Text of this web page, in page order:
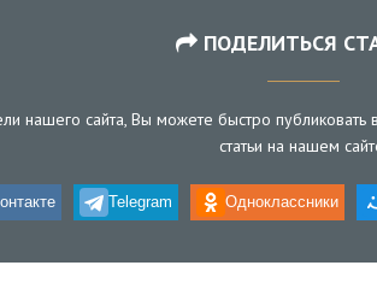
ПОДЕЛИТЬСЯ
нашего сайта, Вы можете быстро публиковать
статьи на нашем
Telegram Одноклассники